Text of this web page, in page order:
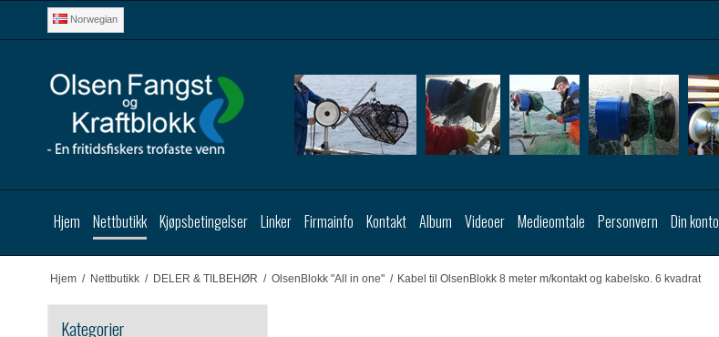
Norwegian
Hjem Nettbutikk Kjøpsbetingelser Linker Firmainfo Kontakt Album Videoer Medieomtale Personvern Din konto
Hjem / Nettbutikk / DELER & TILBEHØR / OlsenBlokk "All in one" / Kabel til OlsenBlokk 8 meter m/kontakt og kabelsko. 6 kvadrat
Kategorier